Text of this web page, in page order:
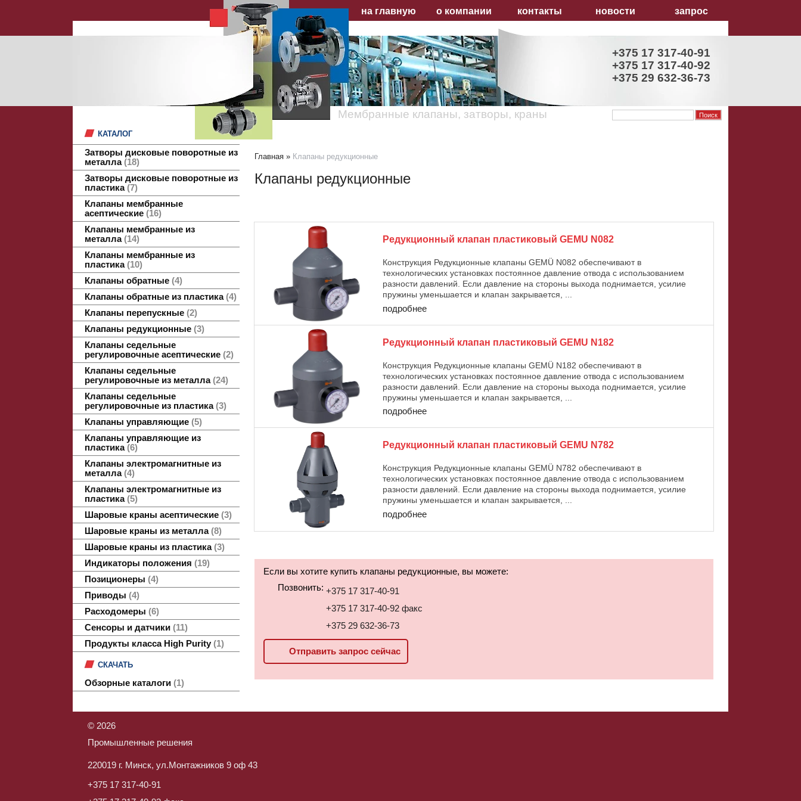
на главную о компании контакты новости запрос
+375 17 317-40-91
+375 17 317-40-92
+375 29 632-36-73
Мембранные клапаны, затворы, краны
КАТАЛОГ
Затворы дисковые поворотные из
металла 18
Затворы дисковые поворотные из
пластика 7
Клапаны мембранные
асептические
16
Клапаны мембранные из
металла 14
Клапаны мембранные из
пластика 10
Клапаны обратные 4
Клапаны обратные из пластика 4
Клапаны перепускные 2
Клапаны редукционные 3
Клапаны седельные
регулировочные асептические 2
Клапаны седельные
регулировочные из металла 24
Клапаны седельные
регулировочные из пластика 3
Клапаны управляющие 5
Клапаны управляющие из
пластика 6
Клапаны электромагнитные из
металла 4
Клапаны электромагнитные из
пластика 5
Шаровые краны асептические 3
Шаровые краны из металла 8
Шаровые краны из пластика 3
Индикаторы положения
19
Позиционеры
4
Приводы
4
Расходомеры
6
Сенсоры и датчики
11
Продукты класса High Purity
1
СКАЧАТЬ
Обзорные каталоги 1
Главная » Клапаны редукционные
Клапаны редукционные
Редукционный клапан пластиковый GEMU N082
Конструкция Редукционные клапаны GEMÜ N082 обеспечивают в
технологических установках постоянное давление отвода с использованием
разности давлений. Если давление на стороны выхода поднимается, усилие
пружины уменьшается и клапан закрывается, ...
подробнее
Редукционный клапан пластиковый GEMU N182
Конструкция Редукционные клапаны GEMÜ N182 обеспечивают в
технологических установках постоянное давление отвода с использованием
разности давлений. Если давление на стороны выхода поднимается, усилие
пружины уменьшается и клапан закрывается, ...
подробнее
Редукционный клапан пластиковый GEMU N782
Конструкция Редукционные клапаны GEMÜ N782 обеспечивают в
технологических установках постоянное давление отвода с использованием
разности давлений. Если давление на стороны выхода поднимается, усилие
пружины уменьшается и клапан закрывается, ...
подробнее
Если вы хотите купить клапаны редукционные, вы можете:
Позвонить: +375 17 317-40-91
+375 17 317-40-92 факс
+375 29 632-36-73
Отправить запрос сейчас
© 2026
Промышленные решения
220019 г. Минск, ул.Монтажников 9 оф 43
+375 17 317-40-91